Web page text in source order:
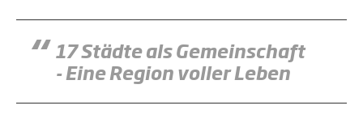
17 Städte als Gemeinschaft
- Eine Region voller Leben